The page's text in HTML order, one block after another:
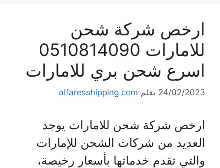
ارخص شركة شحن
للامارات 0510814090
اسرع شحن بري للامارات
24/02/2023 بقلم alfaresshipping.com
ارخص شركة شحن للامارات يوجد
العديد من شركات الشحن للإمارات
والتي تقدم خدماتها بأسعار رخيصة،